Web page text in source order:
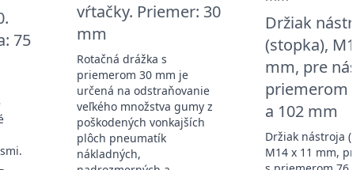
75
vŕtačky. Priemer: 30
mm
Rotačná drážka s
priemerom 30 mm je
určená na odstraňovanie
veľkého množstva gumy z
poškodených vonkajších
plôch pneumatík
nákladných,
Držiak
(stopka),
mm, pre
priemerom
a 102 mm
Držiak nástroja
M14 x 11 mm,